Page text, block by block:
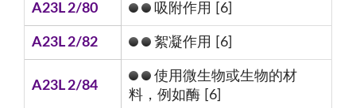
A23L 2/80 吸附作用 [6]
A23L 2/82 絮凝作用 [6]
A23L 2/84
使用微生物或生物的材
料，例如酶 [6]